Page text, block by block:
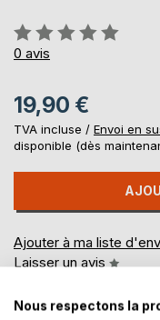
Évaluation:
0%
0 avis
19,90 €
TVA incluse / Envoi en
disponible (dès
Ajouter à ma liste
Laisser un avis
Nous respectons la